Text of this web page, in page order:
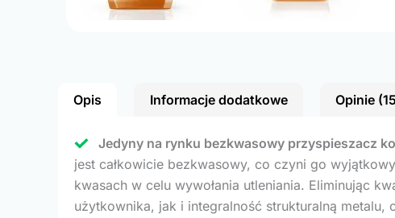
Opis Informacje dodatkowe Opinie
Jedyny na rynku bezkwasowy przyspieszacz
jest całkowicie bezkwasowy, co czyni go
kwasach w celu wywołania utleniania. Eliminując
użytkownika, jak i integralność strukturalną